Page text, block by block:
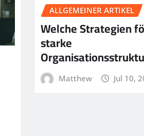
ALLGEMEINER ARTIKEL
Welche Strategien
starke
Matthew Jul 10,